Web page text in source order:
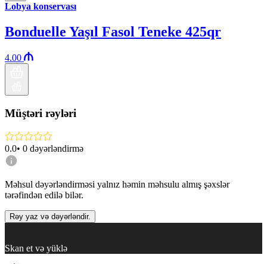
Lobya konservası
Bonduelle Yaşıl Fasol Teneke 425qr
4.00
Müştəri rəyləri
0.0• 0 dəyərləndirmə
Məhsul dəyərləndirməsi yalnız həmin məhsulu almış şəxslər
tərəfindən edilə bilər.
Rəy yaz və dəyərləndir.
Skan et və yüklə